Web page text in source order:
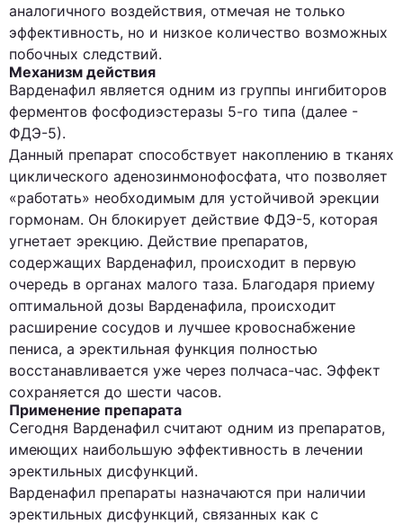
аналогичного воздействия, отмечая не только
эффективность, но и низкое количество возможных
побочных следствий.
Механизм действия
Варденафил является одним из группы ингибиторов
ферментов фосфодиэстеразы 5-го типа (далее -
ФДЭ-5).
Данный препарат способствует накоплению в тканях
циклического аденозинмонофосфата, что позволяет
«работать» необходимым для устойчивой эрекции
гормонам. Он блокирует действие ФДЭ-5, которая
угнетает эрекцию. Действие препаратов,
содержащих Варденафил, происходит в первую
очередь в органах малого таза. Благодаря приему
оптимальной дозы Варденафила, происходит
расширение сосудов и лучшее кровоснабжение
пениса, а эректильная функция полностью
восстанавливается уже через полчаса-час. Эффект
сохраняется до шести часов.
Применение препарата
Сегодня Варденафил считают одним из препаратов,
имеющих наибольшую эффективность в лечении
эректильных дисфункций.
Варденафил препараты назначаются при наличии
эректильных дисфункций, связанных как с